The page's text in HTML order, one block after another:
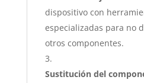
dispositivo con
especializadas para no
otros componentes.
Sustitución del